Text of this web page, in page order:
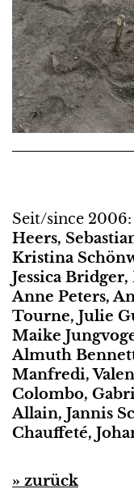
Seit/since
Heers,
Kristina
Jessica
Anne Peters,
Tourne, Julie
Maike
Almuth
Manfredi,
Colombo,
Allain, Jannis
Chauffeté,
» zurück